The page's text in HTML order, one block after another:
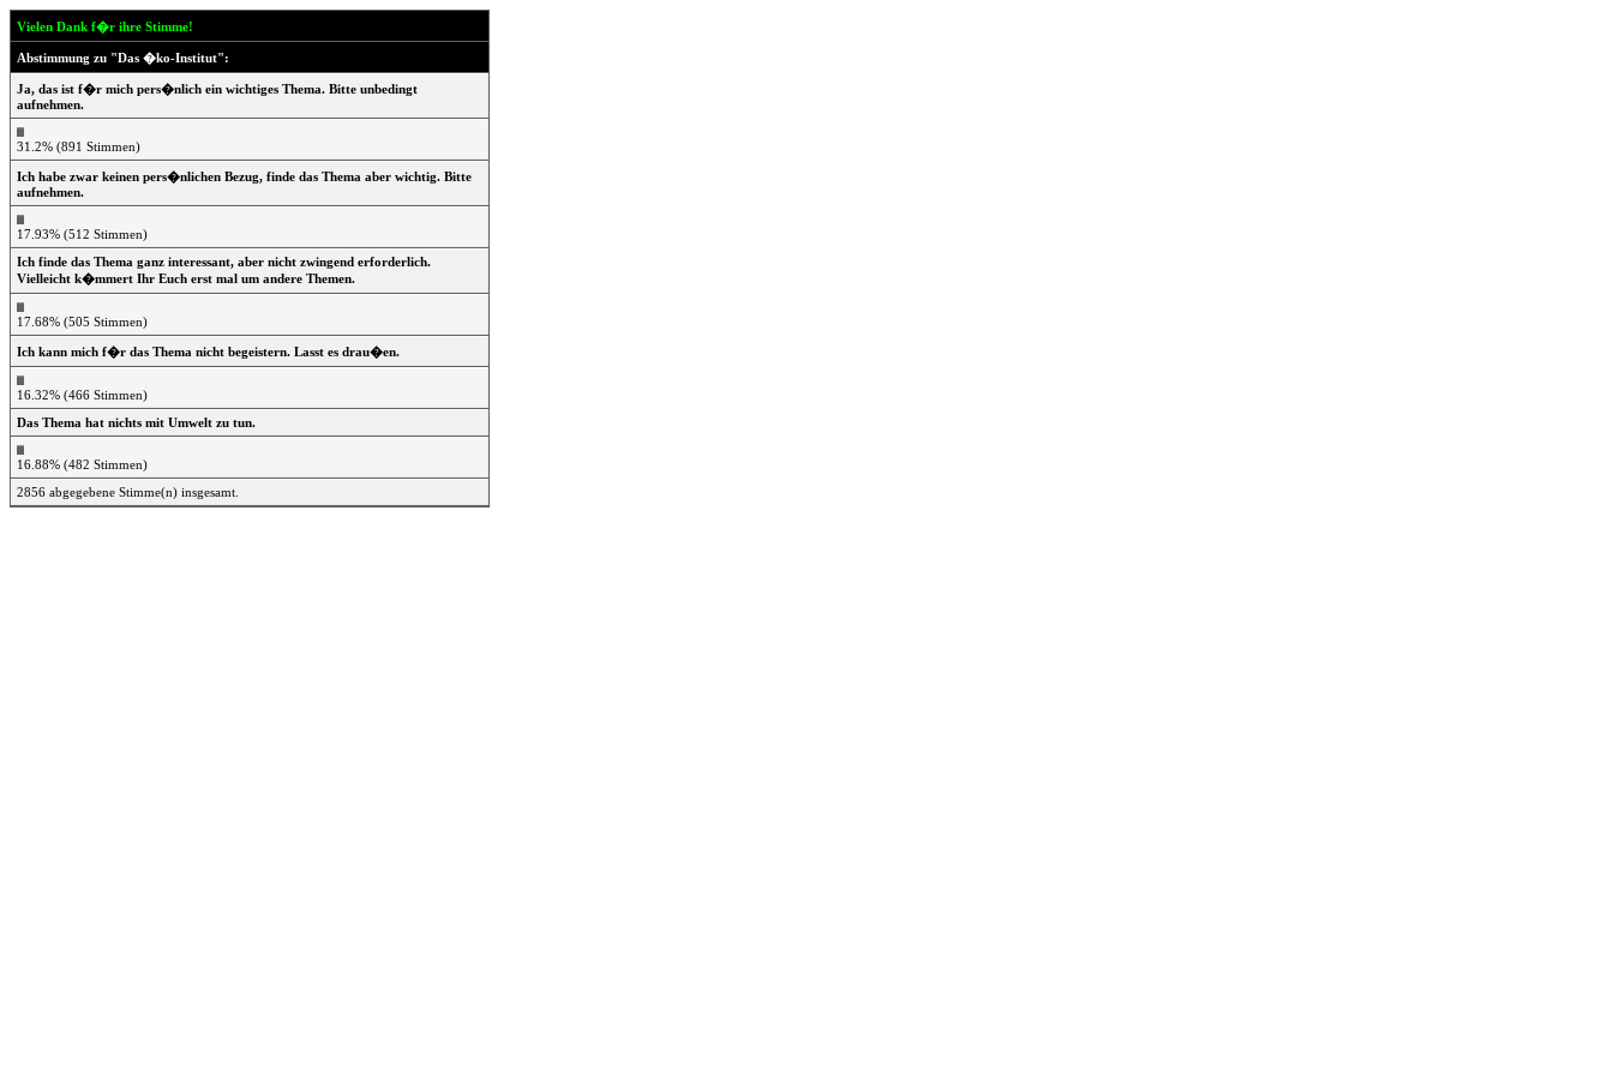
Vielen Dank f�r ihre Stimme!
Abstimmung zu "Das �ko-Institut":
Ja, das ist f�r mich pers�nlich ein wichtiges Thema. Bitte unbedingt
aufnehmen.
31.2% (891 Stimmen)
Ich habe zwar keinen pers�nlichen Bezug, finde das Thema aber wichtig. Bitte
aufnehmen.
17.93% (512 Stimmen)
Ich finde das Thema ganz interessant, aber nicht zwingend erforderlich.
Vielleicht k�mmert Ihr Euch erst mal um andere Themen.
17.68% (505 Stimmen)
Ich kann mich f�r das Thema nicht begeistern. Lasst es drau�en.
16.32% (466 Stimmen)
Das Thema hat nichts mit Umwelt zu tun.
16.88% (482 Stimmen)
2856 abgegebene Stimme(n) insgesamt.